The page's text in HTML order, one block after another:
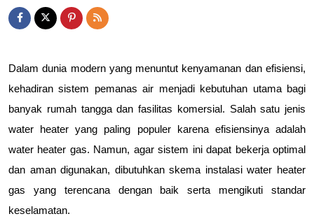
Dalam dunia modern yang menuntut kenyamanan dan efisiensi,
kehadiran sistem pemanas air menjadi kebutuhan utama bagi
banyak rumah tangga dan fasilitas komersial. Salah satu jenis
water heater yang paling populer karena efisiensinya adalah
water heater gas. Namun, agar sistem ini dapat bekerja optimal
dan aman digunakan, dibutuhkan skema instalasi water heater
gas yang terencana dengan baik serta mengikuti standar
keselamatan.